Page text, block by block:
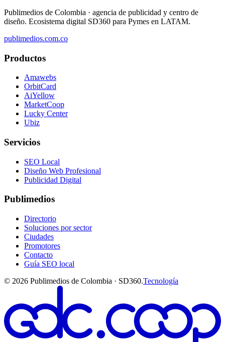
Publimedios de Colombia · agencia de publicidad y centro de
diseño. Ecosistema digital SD360 para Pymes en LATAM.
publimedios.com.co
Productos
Amawebs
OrbitCard
AiYellow
MarketCoop
Lucky Center
Ubiz
Servicios
SEO Local
Diseño Web Profesional
Publicidad Digital
Publimedios
Directorio
Soluciones por sector
Ciudades
Promotores
Contacto
Guía SEO local
© 2026 Publimedios de Colombia · SD360.Tecnología